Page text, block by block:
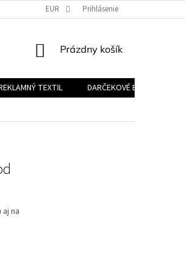
EUR Prihlásenie
NÁKUPNÝ
Prázdny košík
TEXTIL
DARČEKOVÉ BALÍČKY
na